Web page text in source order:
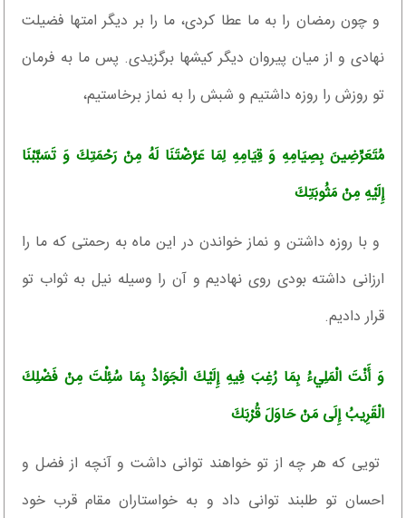
و چون رمضان را به ما عطا كردى، ما را بر ديگر امتها فضيلت
نهادى و از ميان پيروان ديگر كيشها برگزيدى. پس ما به فرمان
تو روزش را روزه داشتيم و شبش را به نماز برخاستيم،
مُتَعَرِّضِينَ بِصِيَامِهِ وَ قِيَامِهِ لِمَا عَرَّضْتَنَا لَهُ مِنْ رَحْمَتِكَ وَ تَسَبَّبْنَا
إِلَيْهِ مِنْ مَثُوبَتِكَ‏
و با روزه داشتن و نماز خواندن در اين ماه به رحمتى كه ما را
ارزانى داشته بودى روى نهاديم و آن را وسيله نيل به ثواب تو
قرار داديم.
وَ أَنْتَ الْمَلِي‏ءُ بِمَا رُغِبَ فِيهِ إِلَيْكَ الْجَوَادُ بِمَا سُئِلْتَ مِنْ فَضْلِكَ
الْقَرِيبُ إِلَى مَنْ حَاوَلَ قُرْبَكَ‏
تويى كه هر چه از تو خواهند توانى داشت و آنچه از فضل و
احسان تو طلبند توانى داد و به خواستاران مقام قرب خود